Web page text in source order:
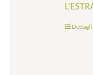
Dettagli